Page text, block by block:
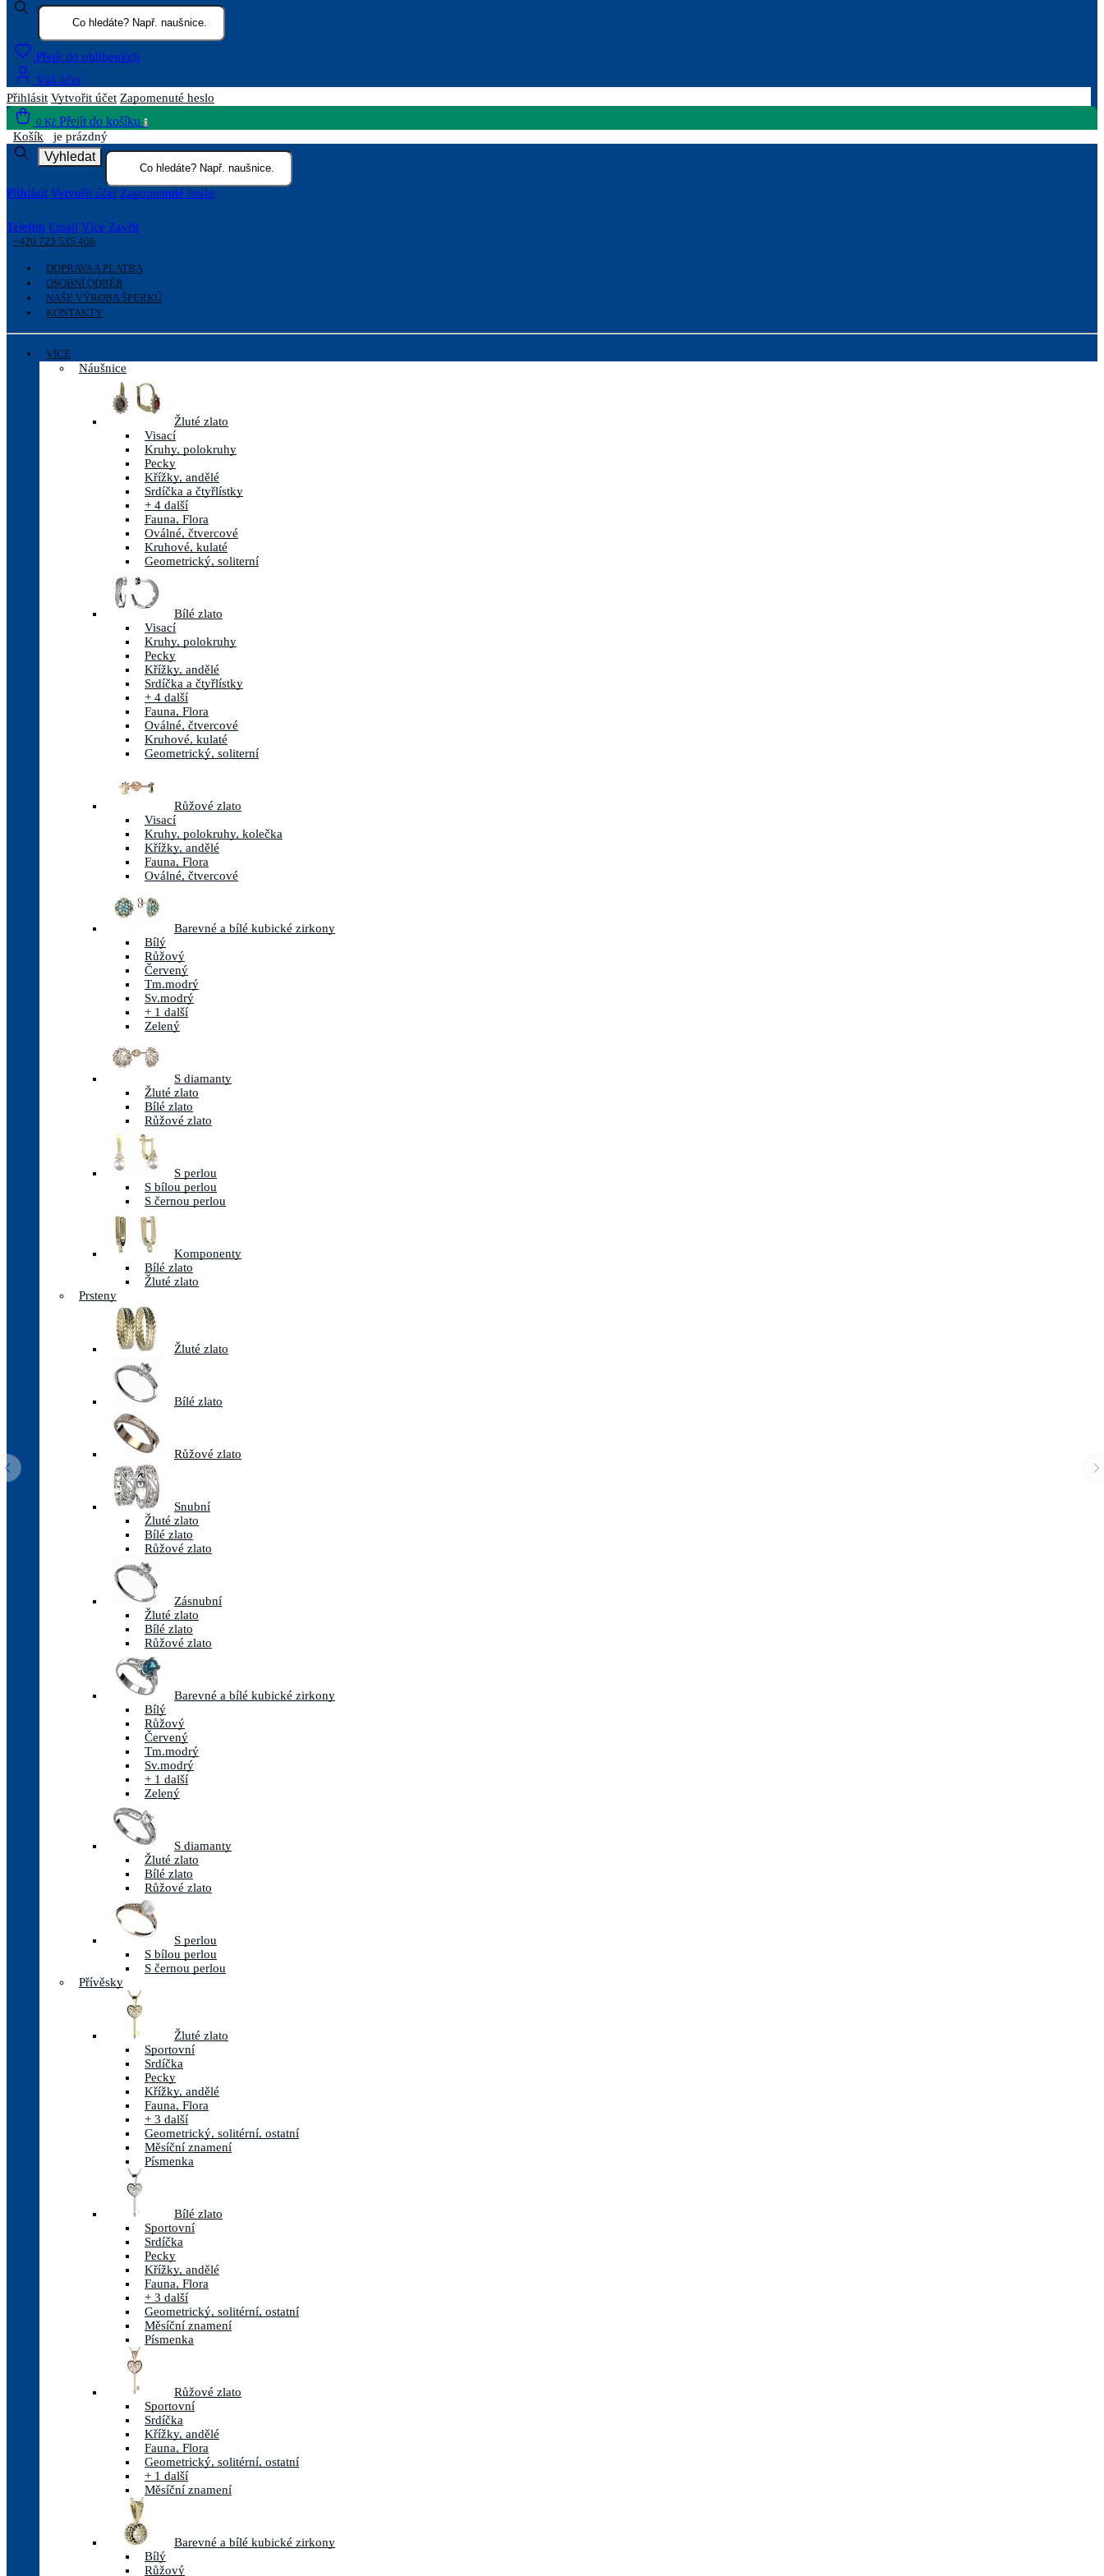
Přejít do oblíbených
Váš účet
Přihlásit Vytvořit účet Zapomenuté heslo
0 Kč Přejít do košíku 0
Košík je prázdný
Vyhledat
Přihlásit Vytvořit účet Zapomenuté heslo
Telefon Email Více Zavřít
+420 725 535 406
DOPRAVA A PLATBA
OSOBNÍ ODBĚR
NAŠE VÝROBA ŠPERKŮ
KONTAKTY
VÍCE
Náušnice
Žluté zlato
Visací
Kruhy, polokruhy
Pecky
Křížky, andělé
Srdíčka a čtyřlístky
+ 4 další
Fauna, Flora
Oválné, čtvercové
Kruhové, kulaté
Geometrický, soliterní
Bílé zlato
Visací
Kruhy, polokruhy
Pecky
Křížky, andělé
Srdíčka a čtyřlístky
+ 4 další
Fauna, Flora
Oválné, čtvercové
Kruhové, kulaté
Geometrický, soliterní
Růžové zlato
Visací
Kruhy, polokruhy, kolečka
Křížky, andělé
Fauna, Flora
Oválné, čtvercové
Barevné a bílé kubické zirkony
Bílý
Růžový
Červený
Tm.modrý
Sv.modrý
+ 1 další
Zelený
S diamanty
Žluté zlato
Bílé zlato
Růžové zlato
S perlou
S bílou perlou
S černou perlou
Komponenty
Bílé zlato
Žluté zlato
Prsteny
Žluté zlato
Bílé zlato
Růžové zlato
Snubní
Žluté zlato
Bílé zlato
Růžové zlato
Zásnubní
Žluté zlato
Bílé zlato
Růžové zlato
Barevné a bílé kubické zirkony
Bílý
Růžový
Červený
Tm.modrý
Sv.modrý
+ 1 další
Zelený
S diamanty
Žluté zlato
Bílé zlato
Růžové zlato
S perlou
S bílou perlou
S černou perlou
Přívěsky
Žluté zlato
Sportovní
Srdíčka
Pecky
Křížky, andělé
Fauna, Flora
+ 3 další
Geometrický, solitérní, ostatní
Měsíční znamení
Písmenka
Bílé zlato
Sportovní
Srdíčka
Pecky
Křížky, andělé
Fauna, Flora
+ 3 další
Geometrický, solitérní, ostatní
Měsíční znamení
Písmenka
Růžové zlato
Sportovní
Srdíčka
Křížky, andělé
Fauna, Flora
Geometrický, solitérní, ostatní
+ 1 další
Měsíční znamení
Barevné a bílé kubické zirkony
Bílý
Růžový